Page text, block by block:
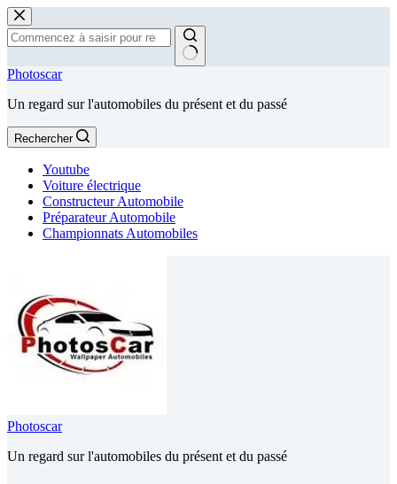
Passer
au
contenu
Aucun
Photoscar
Un regard sur l'automobiles du présent et du passé
Rechercher
Youtube
Voiture électrique
Constructeur Automobile
Préparateur Automobile
Championnats Automobiles
Photoscar
Un regard sur l'automobiles du présent et du passé